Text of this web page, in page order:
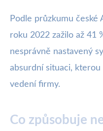
Podle průzkumu české
roku 2022 zažilo až 41
nesprávně nastavený
absurdní situaci,
vedení firmy.
Co způsobuje